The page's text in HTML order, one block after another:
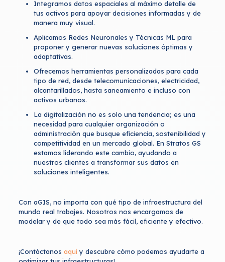
Integramos datos espaciales al máximo detalle de
tus activos para apoyar decisiones informadas y de
manera muy visual.
Aplicamos Redes Neuronales y Técnicas ML para
proponer y generar nuevas soluciones óptimas y
adaptativas.
Ofrecemos herramientas personalizadas para cada
tipo de red, desde telecomunicaciones, electricidad,
alcantarillados, hasta saneamiento e incluso con
activos urbanos.
La digitalización no es solo una tendencia; es una
necesidad para cualquier organización o
administración que busque eficiencia, sostenibilidad y
competitividad en un mercado global. En Stratos GS
estamos liderando este cambio, ayudando a
nuestros clientes a transformar sus datos en
soluciones inteligentes.
Con aGIS, no importa con qué tipo de infraestructura del
mundo real trabajes. Nosotros nos encargamos de
modelar y de que todo sea más fácil, eficiente y efectivo.
¡Contáctanos aquíy descubre cómo podemos ayudarte a